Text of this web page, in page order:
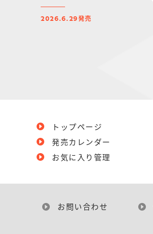
2026.6.29発売
トップページ
発売カレンダー
お気に入り管理
お問い合わせ